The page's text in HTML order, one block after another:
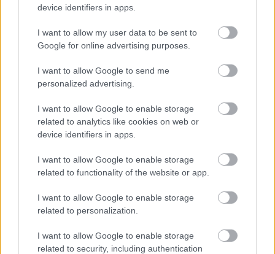
device identifiers in apps.
I want to allow my user data to be sent to
Google for online advertising purposes.
I want to allow Google to send me
personalized advertising.
I want to allow Google to enable storage
related to analytics like cookies on web or
device identifiers in apps.
I want to allow Google to enable storage
related to functionality of the website or app.
I want to allow Google to enable storage
related to personalization.
I want to allow Google to enable storage
related to security, including authentication
Manchester United
Felkészülési szezon 4. mérkőzés
Nya Ullevi, Göteborg
2026-08-08 17:00
Leeds UnitedvsManchester United
AC MilanvsManchester United2026-08-15 18:00
ELŐZŐ MÉRKŐZÉSEK
Támogatás